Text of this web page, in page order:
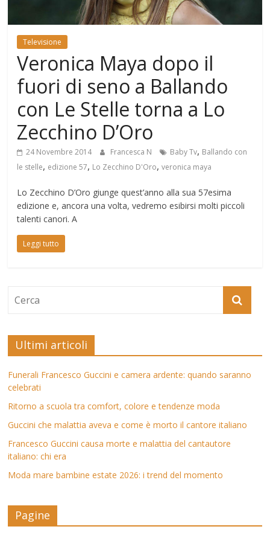
Televisione
Veronica Maya dopo il
fuori di seno a Ballando
con Le Stelle torna a Lo
Zecchino D’Oro
24 Novembre 2014 Francesca N Baby Tv, Ballando con
le stelle, edizione 57, Lo Zecchino D'Oro,veronica maya
Lo Zecchino D’Oro giunge quest’anno alla sua 57esima
edizione e, ancora una volta, vedremo esibirsi molti piccoli
talenti canori. A
Leggi tutto
Ultimi articoli
Funerali Francesco Guccini e camera ardente: quando saranno
celebrati
Ritorno a scuola tra comfort, colore e tendenze moda
Guccini che malattia aveva e come è morto il cantore italiano
Francesco Guccini causa morte e malattia del cantautore
italiano: chi era
Moda mare bambine estate 2026: i trend del momento
Pagine